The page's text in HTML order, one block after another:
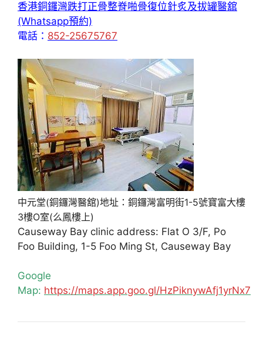
香港銅鑼灣跌打正骨整脊啪骨復位針炙及拔罐醫舘
(Whatsapp預約)
電話： 852-25675767
中元堂(銅鑼灣醫舘)地址：銅鑼灣富明街1-5號寶富大樓
3樓O室(么鳳樓上)
Causeway Bay clinic address: Flat O 3/F, Po
Foo Building, 1-5 Foo Ming St, Causeway Bay
Google
Map: https://maps.app.goo.gl/HzPiknywAfj1yrNx7